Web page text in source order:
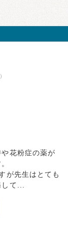
花粉症の薬が
が先生はとても
て...